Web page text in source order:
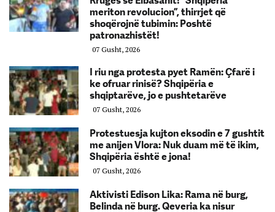
meriton revolucion”, thirrjet që
shoqërojnë tubimin: Poshtë
patronazhistët!
07 Gusht, 2026
I riu nga protesta pyet Ramën: Çfarë i
ke ofruar rinisë? Shqipëria e
shqiptarëve, jo e pushtetarëve
07 Gusht, 2026
Protestuesja kujton eksodin e 7 gushtit
me anijen Vlora: Nuk duam më të ikim,
Shqipëria është e jona!
07 Gusht, 2026
Aktivisti Edison Lika: Rama në burg,
Belinda në burg. Qeveria ka nisur